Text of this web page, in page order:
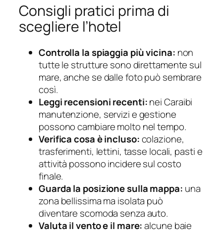
Consigli pratici prima di
scegliere l’hotel
Controlla la spiaggia più vicina: non
tutte le strutture sono direttamente sul
mare, anche se dalle foto può sembrare
così.
Leggi recensioni recenti:nei Caraibi
manutenzione, servizi e gestione
possono cambiare molto nel tempo.
Verifica cosa è incluso:colazione,
trasferimenti, lettini, tasse locali, pasti e
attività possono incidere sul costo
finale.
Guarda la posizione sulla mappa: una
zona bellissima ma isolata può
diventare scomoda senza auto.
Valuta il vento e il mare:alcune baie